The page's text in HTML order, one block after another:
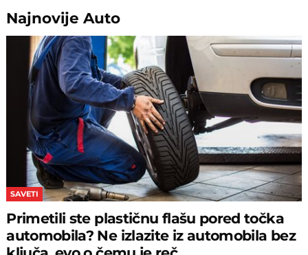
NajnovijeAuto
SAVETI
Primetili ste plastičnu flašu pored točka
automobila? Ne izlazite iz automobila bez